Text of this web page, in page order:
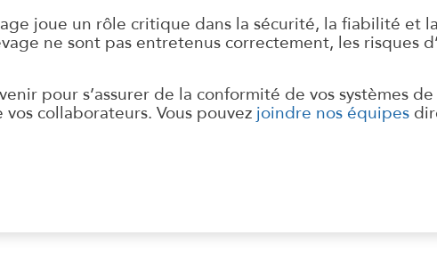
joue un rôle critique dans la sécurité, la fiabilité et
ne sont pas entretenus correctement, les risques
pour s’assurer de la conformité de vos systèmes de
collaborateurs. Vous pouvez joindre nos équipes